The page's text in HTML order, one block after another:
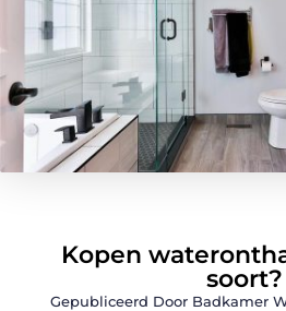
Kopen
soort?
Gepubliceerd Door Badkamer